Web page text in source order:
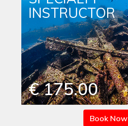
INSTRUCTOR
€ 175.00
Book Now